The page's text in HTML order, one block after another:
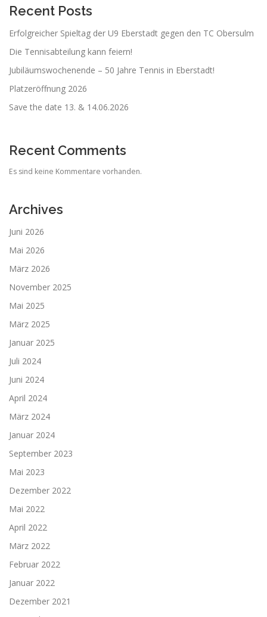
Recent Posts
Erfolgreicher Spieltag der U9 Eberstadt gegen den TC Obersulm
Die Tennisabteilung kann feiern!
Jubiläumswochenende – 50 Jahre Tennis in Eberstadt!
Platzeröffnung 2026
Save the date 13. & 14.06.2026
Recent Comments
Es sind keine Kommentare vorhanden.
Archives
Juni 2026
Mai 2026
März 2026
November 2025
Mai 2025
März 2025
Januar 2025
Juli 2024
Juni 2024
April 2024
März 2024
Januar 2024
September 2023
Mai 2023
Dezember 2022
Mai 2022
April 2022
März 2022
Februar 2022
Januar 2022
Dezember 2021